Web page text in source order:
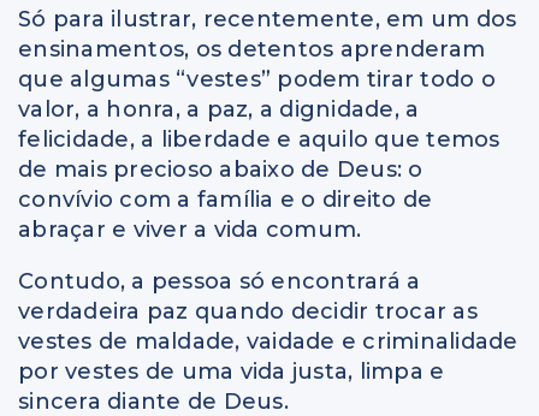
Só para ilustrar, recentemente, em um dos
ensinamentos, os detentos aprenderam
que algumas “vestes” podem tirar todo o
valor, a honra, a paz, a dignidade, a
felicidade, a liberdade e aquilo que temos
de mais precioso abaixo de Deus: o
convívio com a família e o direito de
abraçar e viver a vida comum.
Contudo, a pessoa só encontrará a
verdadeira paz quando decidir trocar as
vestes de maldade, vaidade e criminalidade
por vestes de uma vida justa, limpa e
sincera diante de Deus.